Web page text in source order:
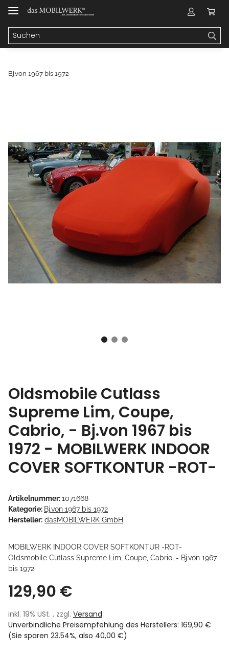
Bj.von 1967 bis 1972
Oldsmobile Cutlass
Supreme Lim, Coupe,
Cabrio, - Bj.von 1967 bis
1972 - MOBILWERK INDOOR
COVER SOFTKONTUR -ROT-
Artikelnummer:1071668
Kategorie: Bj.von 1967 bis 1972
Hersteller: dasMOBILWERK GmbH
MOBILWERK INDOOR COVER SOFTKONTUR -ROT-
Oldsmobile Cutlass Supreme Lim, Coupe, Cabrio, - Bj.von 1967
bis 1972
129,90 €
inkl. 19% USt. , zzgl. Versand
Unverbindliche Preisempfehlung des Herstellers: 169,90 €
(Sie sparen 23.54%, also 40,00 €)